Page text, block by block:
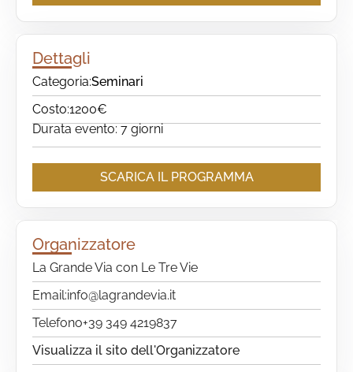
Dettagli
Categoria:Seminari
Costo:1200€
Durata evento: 7 giorni
SCARICA IL PROGRAMMA
Organizzatore
La Grande Via con Le Tre Vie
Email:info@lagrandevia.it
Telefono+39 349 4219837
Visualizza il sito dell'Organizzatore